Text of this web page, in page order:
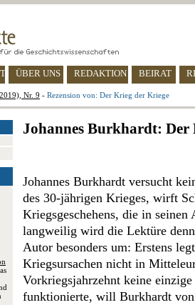
ÜBER UNS REDAKTION BEIRAT
Nr. 9 - Rezension von: Der Krieg der Kriege
Johannes Burkhardt: Der
Johannes Burkhardt versucht
des 30-jährigen Krieges, wirft
Kriegsgeschehens, die in seinen
langweilig wird die Lektüre
Autor besonders um: Erstens
Kriegsursachen nicht in
Vorkriegsjahrzehnt keine
funktionierte, will Burkhardt